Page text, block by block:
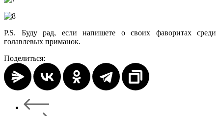
P.S. Буду рад, если напишете о своих фаворитах среди
голавлевых приманок.
Поделиться: